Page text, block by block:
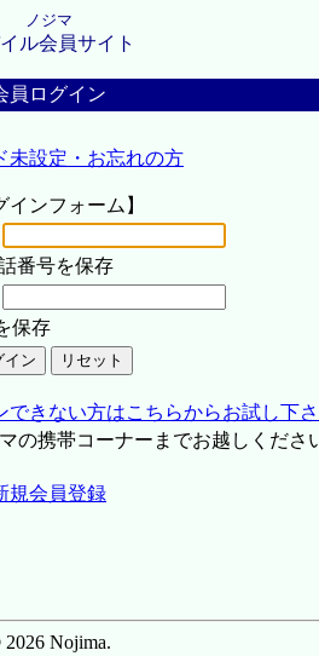
ノジマ
ル会員サイト
員ログイン
未設定・お忘れの方
インフォーム】
番号を保存
保存
きない方はこちらからお試し下
の携帯コーナーまでお越しくださ
規会員登録
Nojima.